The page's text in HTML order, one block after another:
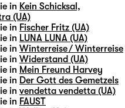
in Kein Schicksal,
(UA)
in Fischer Fritz (UA)
in LUNA LUNA (UA)
in Winterreise / Winterreise
in Widerstand (UA)
in Mein Freund Harvey
in Der Gott des Gemetzels
in vendetta vendetta (UA)
in FAUST